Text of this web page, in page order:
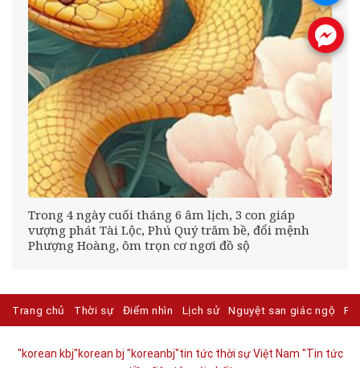
Trong 4 ngày cuối tháng 6 âm lịch, 3 con giáp
vượng phát Tài Lộc, Phú Quý trăm bề, đổi mệnh
Phượng Hoàng, ôm trọn cơ ngơi đồ sộ
Trang chủ Thời sự Điểm nhìn Lịch sử Nguyệt san giác ngộ
"korean kbj​"korean bj "koreanbj​"tin tức thời sự Việt Nam "Tin tức
.